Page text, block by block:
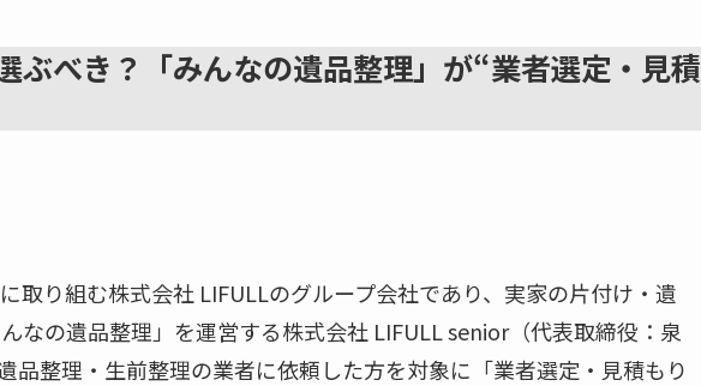
ぶべき？「みんなの遺品整理」が“業者選定・見積
取り組む株式会社 LIFULLのグループ会社であり、実家の片付け・遺
なの遺品整理」を運営する株式会社 LIFULL senior（代表取締役：泉
品整理・生前整理の業者に依頼した方を対象に「業者選定・見積もり